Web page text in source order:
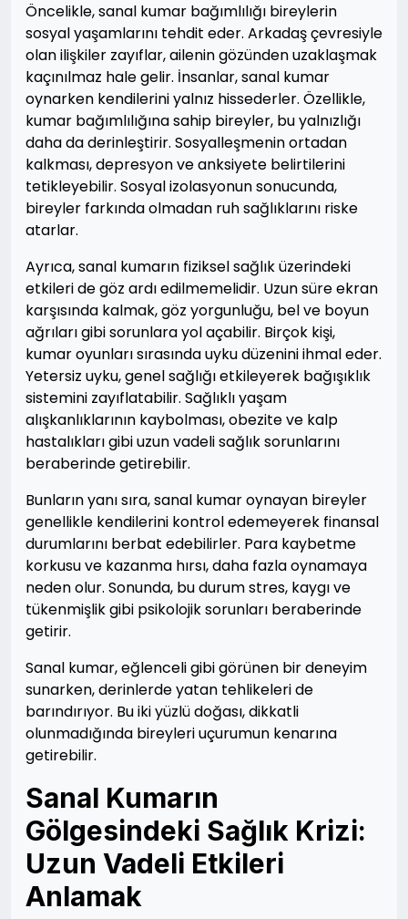
Öncelikle, sanal kumar bağımlılığı bireylerin
sosyal yaşamlarını tehdit eder. Arkadaş çevresiyle
olan ilişkiler zayıflar, ailenin gözünden uzaklaşmak
kaçınılmaz hale gelir. İnsanlar, sanal kumar
oynarken kendilerini yalnız hissederler. Özellikle,
kumar bağımlılığına sahip bireyler, bu yalnızlığı
daha da derinleştirir. Sosyalleşmenin ortadan
kalkması, depresyon ve anksiyete belirtilerini
tetikleyebilir. Sosyal izolasyonun sonucunda,
bireyler farkında olmadan ruh sağlıklarını riske
atarlar.
Ayrıca, sanal kumarın fiziksel sağlık üzerindeki
etkileri de göz ardı edilmemelidir. Uzun süre ekran
karşısında kalmak, göz yorgunluğu, bel ve boyun
ağrıları gibi sorunlara yol açabilir. Birçok kişi,
kumar oyunları sırasında uyku düzenini ihmal eder.
Yetersiz uyku, genel sağlığı etkileyerek bağışıklık
sistemini zayıflatabilir. Sağlıklı yaşam
alışkanlıklarının kaybolması, obezite ve kalp
hastalıkları gibi uzun vadeli sağlık sorunlarını
beraberinde getirebilir.
Bunların yanı sıra, sanal kumar oynayan bireyler
genellikle kendilerini kontrol edemeyerek finansal
durumlarını berbat edebilirler. Para kaybetme
korkusu ve kazanma hırsı, daha fazla oynamaya
neden olur. Sonunda, bu durum stres, kaygı ve
tükenmişlik gibi psikolojik sorunları beraberinde
getirir.
Sanal kumar, eğlenceli gibi görünen bir deneyim
sunarken, derinlerde yatan tehlikeleri de
barındırıyor. Bu iki yüzlü doğası, dikkatli
olunmadığında bireyleri uçurumun kenarına
getirebilir.
Sanal Kumarın
Gölgesindeki Sağlık Krizi:
Uzun Vadeli Etkileri
Anlamak